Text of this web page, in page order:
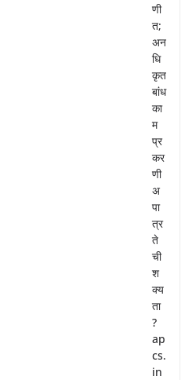
णी
त;
अन
धि
कृत
बांध
का
म
प्र
कर
णी
अ
पा
त्र
ते
ची
श
क्य
ता
?
ap
cs.
in